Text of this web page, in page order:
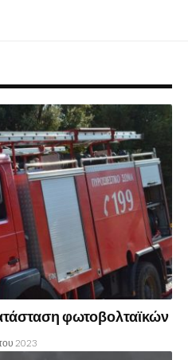
φωτοβολταϊκών
2023